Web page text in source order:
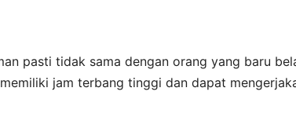
pasti tidak sama dengan orang yang baru
jam terbang tinggi dan dapat